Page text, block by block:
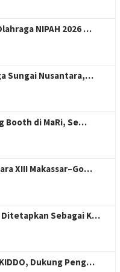
NIPAH 2026 …
Sungai Nusantara,…
Booth di MaRi, Se…
XIII Makassar–Go…
Ditetapkan Sebagai K…
Dukung Peng…